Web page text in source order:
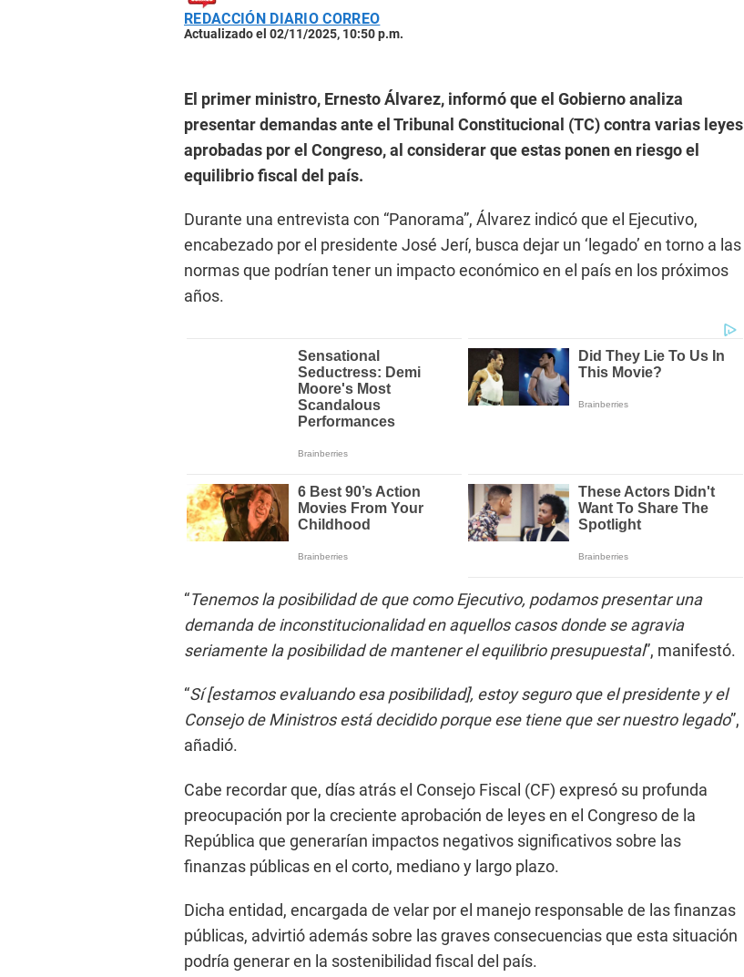
REDACCIÓN DIARIO CORREO
Actualizado el 02/11/2025, 10:50 p.m.
El primer ministro, Ernesto Álvarez, informó que el Gobierno analiza
presentar demandas ante el Tribunal Constitucional (TC) contra varias leyes
aprobadas por el Congreso, al considerar que estas ponen en riesgo el
equilibrio fiscal del país.
Durante una entrevista con “Panorama”, Álvarez indicó que el Ejecutivo,
encabezado por el presidente José Jerí, busca dejar un ‘legado’ en torno a las
normas que podrían tener un impacto económico en el país en los próximos
años.
“Tenemos la posibilidad de que como Ejecutivo, podamos presentar una
demanda de inconstitucionalidad en aquellos casos donde se agravia
seriamente la posibilidad de mantener el equilibrio presupuestal”, manifestó.
“Sí [estamos evaluando esa posibilidad], estoy seguro que el presidente y el
Consejo de Ministros está decidido porque ese tiene que ser nuestro legado”,
añadió.
Cabe recordar que, días atrás el Consejo Fiscal (CF) expresó su profunda
preocupación por la creciente aprobación de leyes en el Congreso de la
República que generarían impactos negativos significativos sobre las
finanzas públicas en el corto, mediano y largo plazo.
Dicha entidad, encargada de velar por el manejo responsable de las finanzas
públicas, advirtió además sobre las graves consecuencias que esta situación
podría generar en la sostenibilidad fiscal del país.